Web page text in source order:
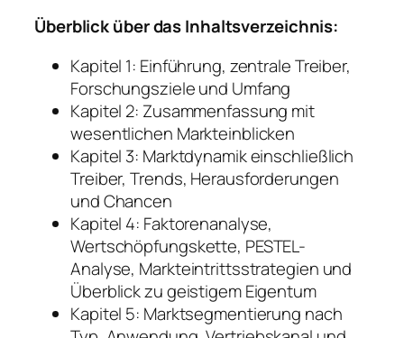
Überblick über das Inhaltsverzeichnis:
Kapitel 1: Einführung, zentrale Treiber,
Forschungsziele und Umfang
Kapitel 2: Zusammenfassung mit
wesentlichen Markteinblicken
Kapitel 3: Marktdynamik einschließlich
Treiber, Trends, Herausforderungen
und Chancen
Kapitel 4: Faktorenanalyse,
Wertschöpfungskette, PESTEL-
Analyse, Markteintrittsstrategien und
Überblick zu geistigem Eigentum
Kapitel 5: Marktsegmentierung nach